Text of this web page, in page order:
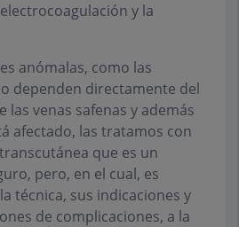
y la
anómalas, como las
dependen directamente del
las venas safenas y además
afectado, las tratamos con
que es un
pero, en el cual, es
técnica, sus indicaciones y
de complicaciones, a la